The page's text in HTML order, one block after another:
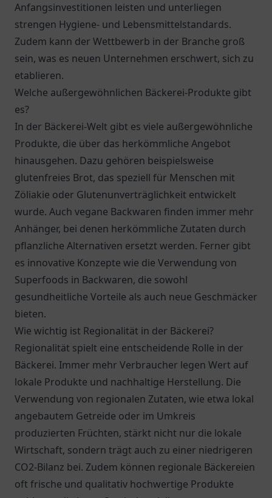
Anfangsinvestitionen leisten und unterliegen
strengen Hygiene- und Lebensmittelstandards.
Zudem kann der Wettbewerb in der Branche groß
sein, was es neuen Unternehmen erschwert, sich zu
etablieren.
Welche außergewöhnlichen Bäckerei-Produkte gibt
es?
In der Bäckerei-Welt gibt es viele außergewöhnliche
Produkte, die über das herkömmliche Angebot
hinausgehen. Dazu gehören beispielsweise
glutenfreies Brot, das speziell für Menschen mit
Zöliakie oder Glutenunverträglichkeit entwickelt
wurde. Auch vegane Backwaren finden immer mehr
Anhänger, bei denen herkömmliche Zutaten durch
pflanzliche Alternativen ersetzt werden. Ferner gibt
es innovative Konzepte wie die Verwendung von
Superfoods in Backwaren, die sowohl
gesundheitliche Vorteile als auch neue Geschmäcker
bieten.
Wie wichtig ist Regionalität in der Bäckerei?
Regionalität spielt eine entscheidende Rolle in der
Bäckerei. Immer mehr Verbraucher legen Wert auf
lokale Produkte und nachhaltige Herstellung. Die
Verwendung von regionalen Zutaten, wie etwa lokal
angebautem Getreide oder im Umkreis
produzierten Früchten, stärkt nicht nur die lokale
Wirtschaft, sondern trägt auch zu einer niedrigeren
CO2-Bilanz bei. Zudem können regionale Bäckereien
oft frische und qualitativ hochwertige Produkte